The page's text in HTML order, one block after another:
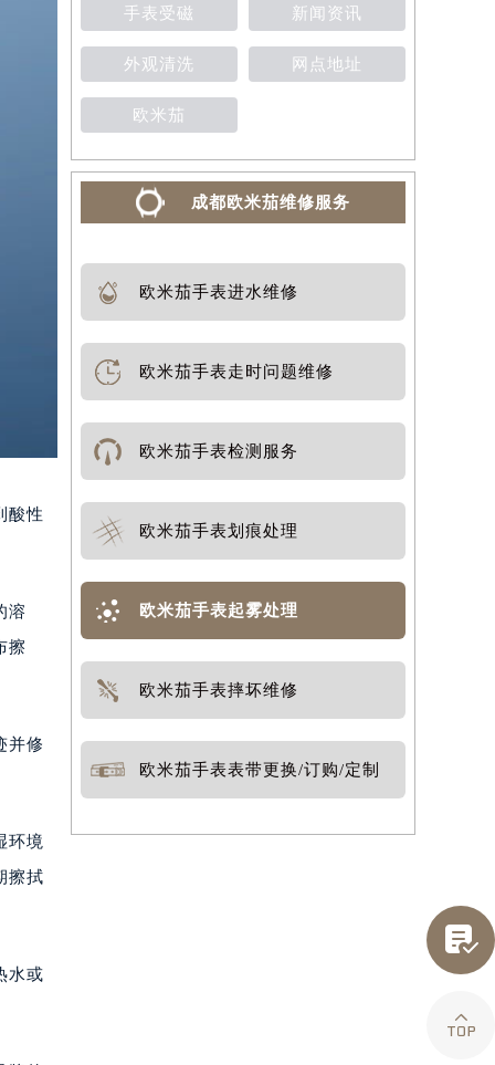
酸性
溶
擦
并修
环境
擦拭
水或
手表受磁 新闻资讯
外观清洗 网点地址
欧米茄
成都欧米茄维修服务
欧米茄手表进水维修
欧米茄手表走时问题维修
欧米茄手表检测服务
欧米茄手表划痕处理
欧米茄手表起雾处理
欧米茄手表摔坏维修
欧米茄手表表带更换/订购/定制

